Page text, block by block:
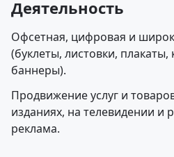
Деятельность
Офсетная, цифровая и
(буклеты, листовки, плакаты,
баннеры).
Продвижение услуг и
изданиях, на телевидении и
реклама.